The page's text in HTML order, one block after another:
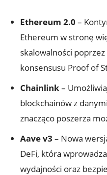
Ethereum 2.0 –
Ethereum w stronę⁣
skalowalności
konsensusu Proof of
Chainlink–
blockchainów z
⁣znacząco poszerza​
Aave ⁤v3 – Nowa
DeFi, która
⁣wydajności oraz